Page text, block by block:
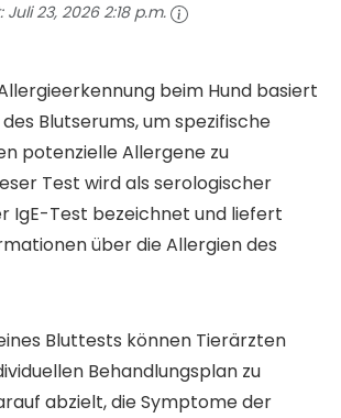
Juli 23, 2026 2:18 p.m.
beim Hund basiert
Blutserums, um spezifische
potenzielle Allergene zu
Test wird als serologischer
IgE-Test bezeichnet und liefert
über die Allergien des
Bluttests können Tierärzten
Behandlungsplan zu
abzielt, die Symptome der